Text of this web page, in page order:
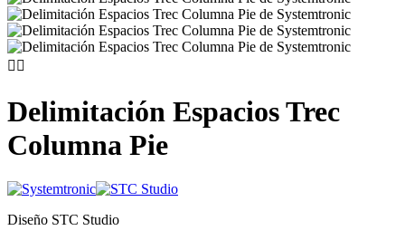
 
Delimitación Espacios Trec
Columna Pie
Diseño STC Studio